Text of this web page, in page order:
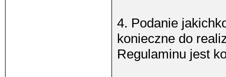
4. Podanie
konieczne do
Regulaminu jest